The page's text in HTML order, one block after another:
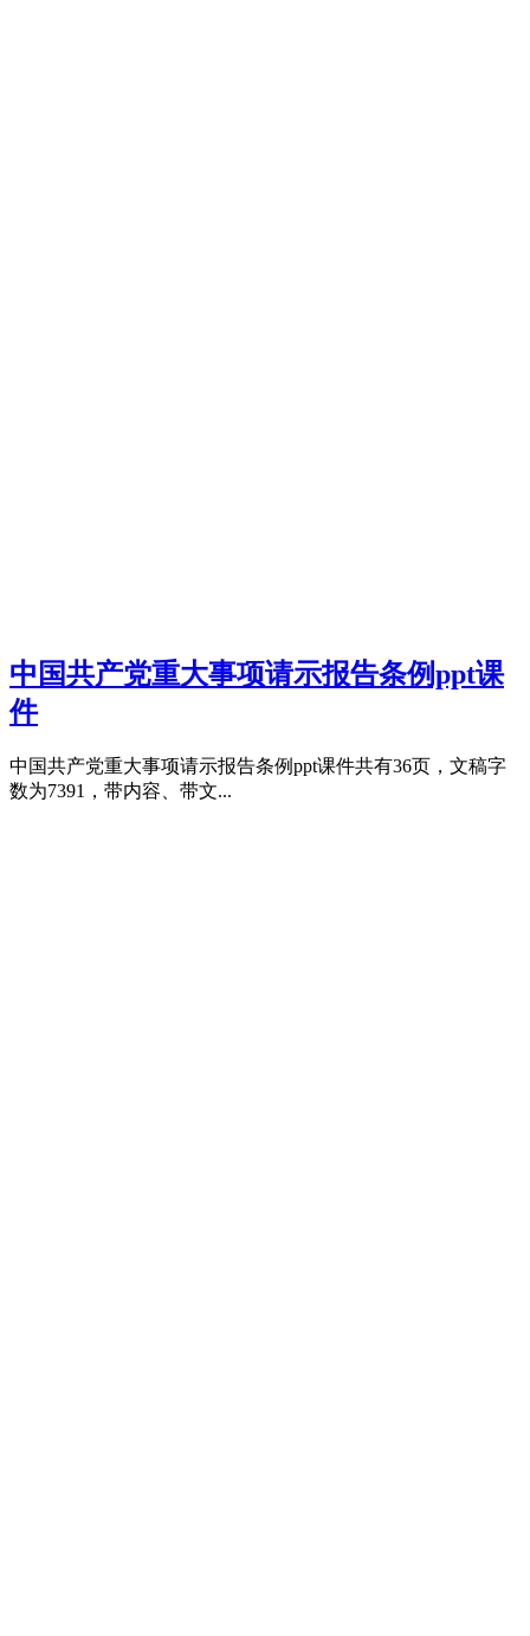
中国共产党重大事项请示报告条例ppt课
件
中国共产党重大事项请示报告条例ppt课件共有36页，文稿字
数为7391，带内容、带文...